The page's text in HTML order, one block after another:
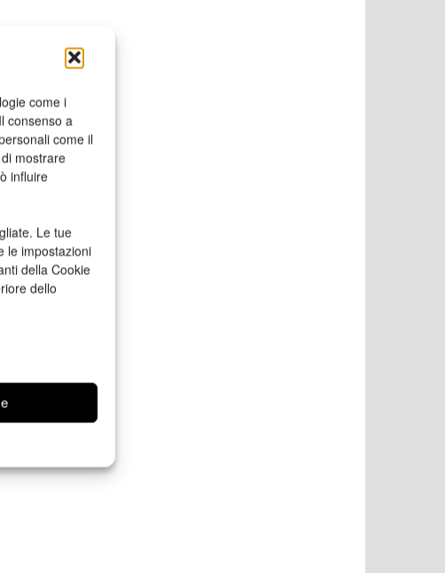
come i
consenso a
come il
mostrare
influire
Le tue
le impostazioni
della Cookie
dello